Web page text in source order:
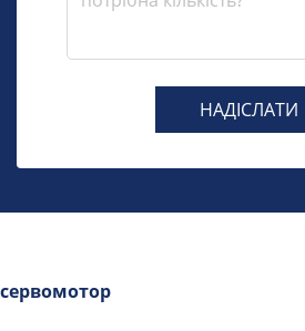
НАДІСЛАТИ
сервомотор